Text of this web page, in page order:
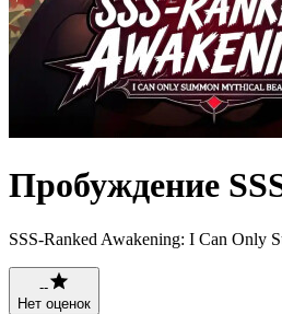
Пробуждение
SSS-Ranked Awakening: I Can Only
--
Нет оценок